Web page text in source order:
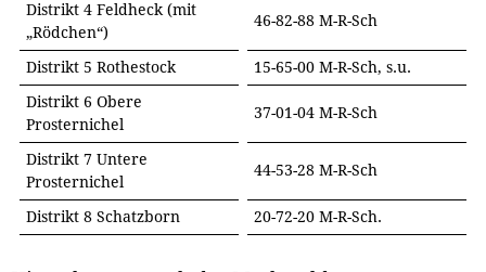
Distrikt 4 Feldheck (mit
„Rödchen“)
46-82-88 M-R-Sch
Distrikt 5 Rothestock
15-65-00 M-R-Sch, s.u.
Distrikt 6 Obere
Prosternichel
37-01-04 M-R-Sch
Distrikt 7 Untere
Prosternichel
44-53-28 M-R-Sch
Distrikt 8 Schatzborn 20-72-20 M-R-Sch.